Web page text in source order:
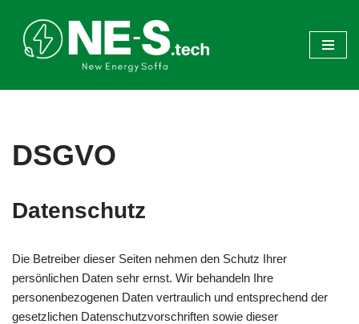
Zum
Inhalt
DSGVO
Datenschutz
Die Betreiber dieser Seiten nehmen den Schutz Ihrer
persönlichen Daten sehr ernst. Wir behandeln Ihre
personenbezogenen Daten vertraulich und entsprechend der
gesetzlichen Datenschutzvorschriften sowie dieser